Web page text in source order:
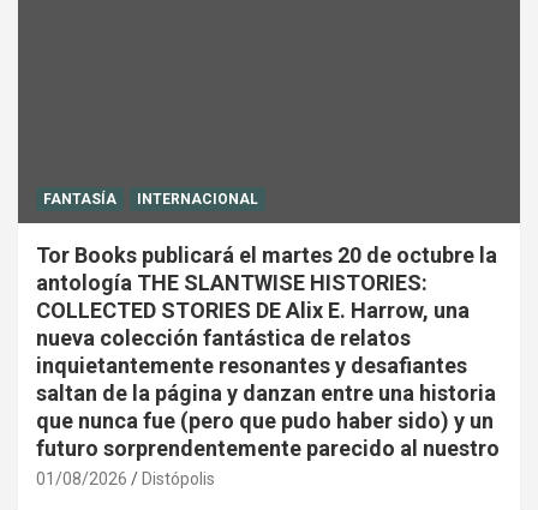
FANTASÍA INTERNACIONAL
Tor Books publicará el martes 20 de octubre la
antología THE SLANTWISE HISTORIES:
COLLECTED STORIES DE Alix E. Harrow, una
nueva colección fantástica de relatos
inquietantemente resonantes y desafiantes
saltan de la página y danzan entre una historia
que nunca fue (pero que pudo haber sido) y un
futuro sorprendentemente parecido al nuestro
01/08/2026 Distópolis